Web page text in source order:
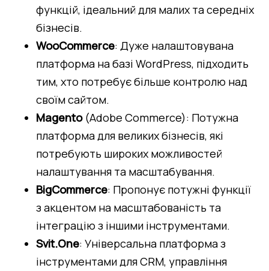
функцій, ідеальний для малих та середніх
бізнесів.
WooCommerce: Дуже налаштовувана
платформа на базі WordPress, підходить
тим, хто потребує більше контролю над
своїм сайтом.
Magento (Adobe Commerce): Потужна
платформа для великих бізнесів, які
потребують широких можливостей
налаштування та масштабування.
BigCommerce: Пропонує потужні функції
з акцентом на масштабованість та
інтеграцію з іншими інструментами.
Svit.One: Універсальна платформа з
інструментами для CRM, управління